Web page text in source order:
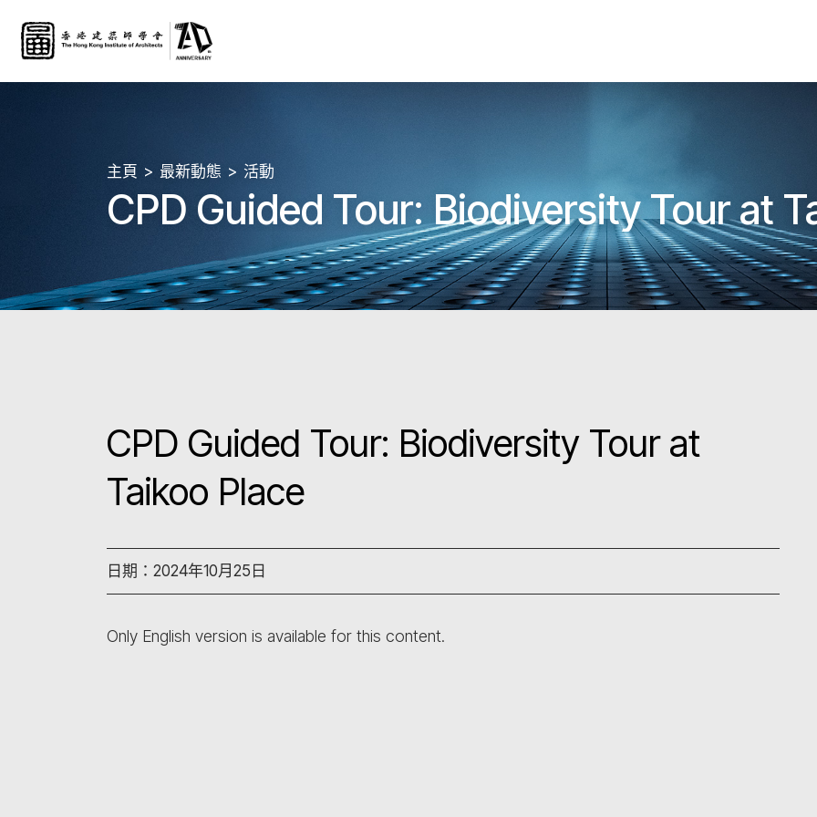
主頁 最新動態 活動
CPD Guided Tour: Biodiversity Tour at
CPD Guided Tour: Biodiversity Tour at
Taikoo Place
日期：2024年10月25日
Only English version is available for this content.